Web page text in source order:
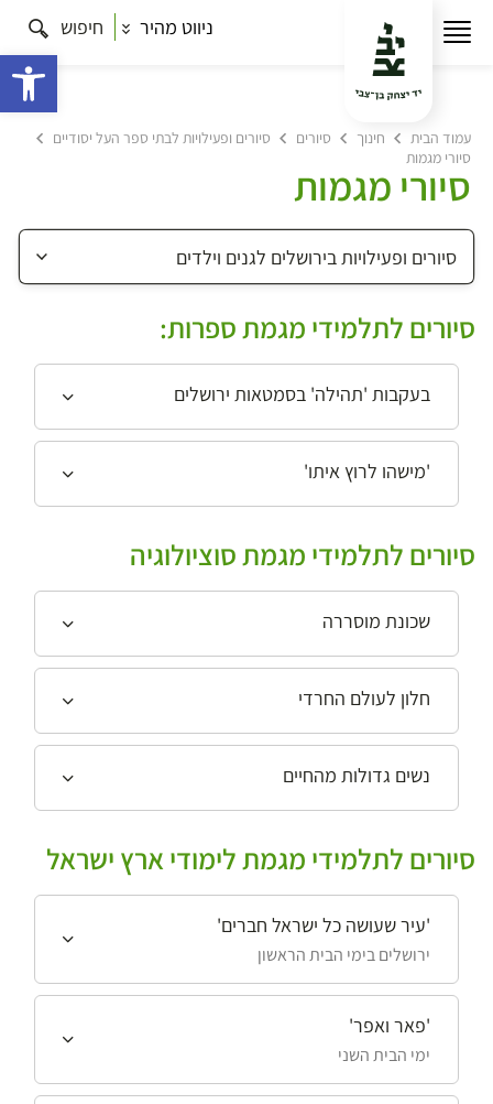
ניווט מהיר חיפוש
עמוד הבית חינוך סיורים
סיורים ופעילויות לבתי ספר העל יסודיים
סיורי מגמות
סיורי מגמות
סיורים לתלמידי מגמת ספרות:
בעקבות 'תהילה' בסמטאות ירושלים
'מישהו לרוץ איתו'
סיורים לתלמידי מגמת סוציולוגיה
שכונת מוסררה
חלון לעולם החרדי
נשים גדולות מהחיים
סיורים לתלמידי מגמת לימודי ארץ ישראל
'עיר שעושה כל ישראל חברים'
ירושלים בימי הבית הראשון
'פאר ואפר'
ימי הבית השני